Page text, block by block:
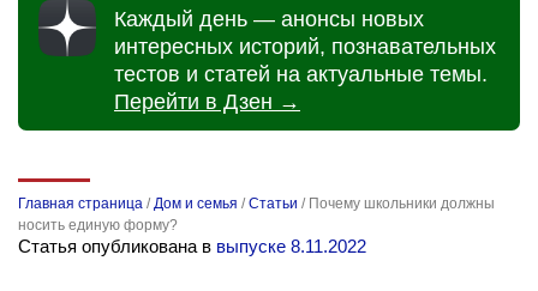
Каждый день — анонсы новых
интересных историй, познавательных
тестов и статей на актуальные темы.
Перейти в Дзен →
Главная страница / Дом и семья /Статьи / Почему школьники должны
носить единую форму?
Статья опубликована в выпуске 8.11.2022